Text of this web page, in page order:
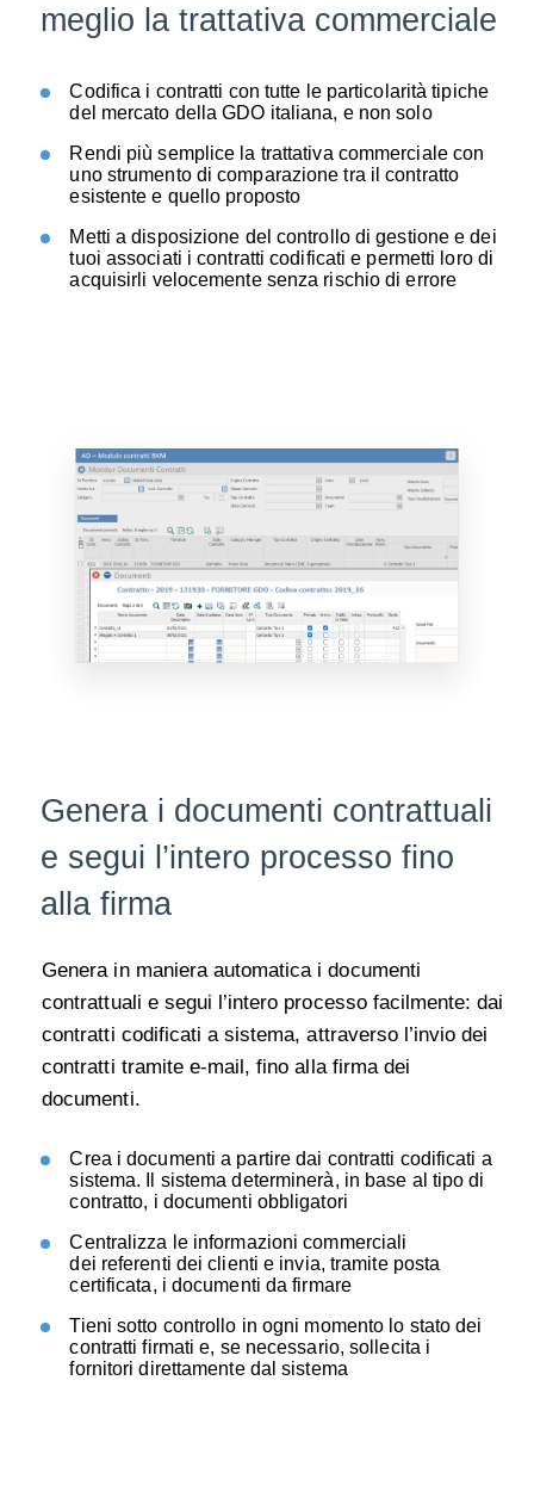
meglio la trattativa commerciale
Codifica i contratti con tutte le particolarità tipiche
del mercato della GDO italiana, e non solo
Rendi più semplice la trattativa commerciale con
uno strumento di comparazione tra il contratto
esistente e quello proposto
Metti a disposizione del controllo di gestione e dei
tuoi associati i contratti codificati e permetti loro di
acquisirli velocemente senza rischio di errore
Genera i documenti contrattuali
e segui l’intero processo fino
alla firma
Genera in maniera automatica i documenti
contrattuali e segui l’intero processo facilmente: dai
contratti codificati a sistema, attraverso l’invio dei
contratti tramite e-mail, fino alla firma dei
documenti.
Crea i documenti a partire dai contratti codificati a
sistema. Il sistema determinerà, in base al tipo di
contratto, i documenti obbligatori
Centralizza le informazioni commerciali
dei referenti dei clienti e invia, tramite posta
certificata, i documenti da firmare
Tieni sotto controllo in ogni momento lo stato dei
contratti firmati e, se necessario, sollecita i
fornitori direttamente dal sistema